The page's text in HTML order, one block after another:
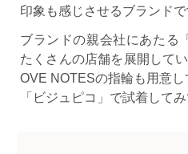
印象も感じさせるブランドで
ブランドの親会社にあたる
たくさんの店舗を展開して
OVE NOTESの指輪も用意
「ビジュピコ」で試着して